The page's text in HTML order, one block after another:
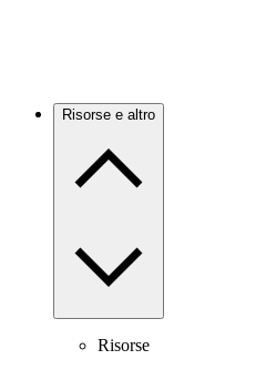
Risorse e altro
Risorse